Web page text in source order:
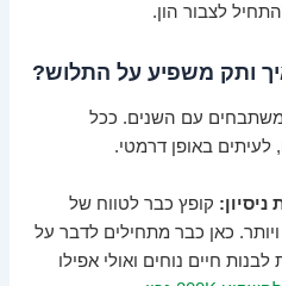
לצבור הון.
ותק משפיע על התלוש?
משתבחים עם השנים. ככל
לעיתים באופן דרמטי.
קופץ כבר לטווח של
35,000 ש"ח ויותר. כאן כבר מתחילים לדבר על
חיים נוחים ואולי אפילו